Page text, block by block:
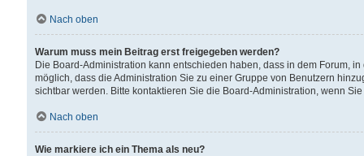
Nach oben
Warum muss mein Beitrag erst freigegeben werden?
Die Board-Administration kann entschieden haben, dass in dem Forum,
möglich, dass die Administration Sie zu einer Gruppe von Benutzern
sichtbar werden. Bitte kontaktieren Sie die Board-Administration, wenn
Nach oben
Wie markiere ich ein Thema als neu?